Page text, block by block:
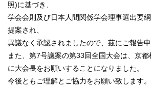
照)に基づき、
学会会則及び日本人間関係学会理事選出要
提案され、
異議なく承認されましたので、茲にご報告申
また、第7号議案の第33回全国大会は、京
に大会長をお願いすることになりました。
今後ともご理解とご協力をお願い致します。